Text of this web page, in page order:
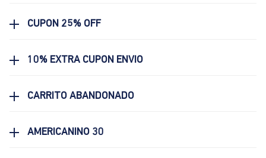
CUPON 25% OFF
10% EXTRA CUPON ENVIO
CARRITO ABANDONADO
AMERICANINO 30